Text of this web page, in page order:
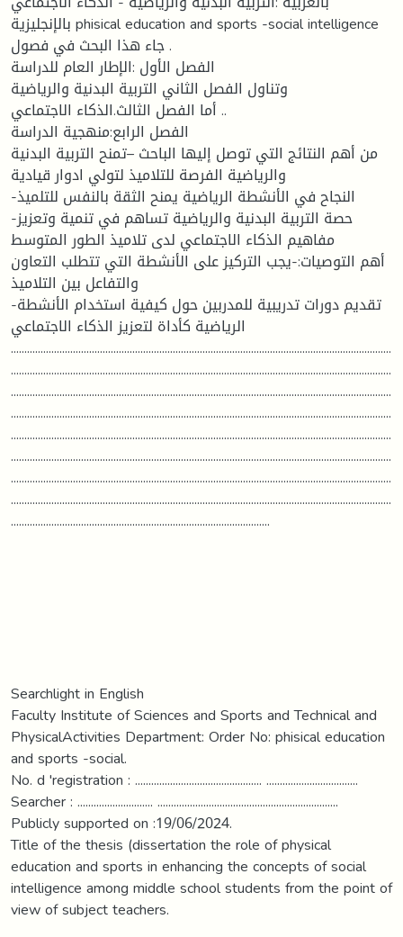
بالإنجليزية phisical education and sports -social intelligence
جاء هذا البحث في فصول .
الفصل الأول :الإطار العام للدراسة
وتناول الفصل الثاني التربية البدنية والرياضية
أما الفصل الثالث.الذكاء الاجتماعي ..
الفصل الرابع:منهجية الدراسة
من أهم النتائج التي توصل إليها الباحث –تمنح التربية البدنية
والرياضية الفرصة للتلاميذ لتولي ادوار قيادية
-النجاح في الأنشطة الرياضية يمنح الثقة بالنفس للتلميذ
-حصة التربية البدنية والرياضية تساهم في تنمية وتعزيز
مفاهيم الذكاء الاجتماعي لدى تلاميذ الطور المتوسط
أهم التوصيات:-يجب التركيز على الأنشطة التي تتطلب التعاون
والتفاعل بين التلاميذ
-تقديم دورات تدريبية للمدربين حول كيفية استخدام الأنشطة
الرياضية كأداة لتعزيز الذكاء الاجتماعي
.............................................................................................................................................
.............................................................................................................................................
.............................................................................................................................................
.............................................................................................................................................
.............................................................................................................................................
.............................................................................................................................................
.............................................................................................................................................
.............................................................................................................................................
................................................................................................
Searchlight in English
Faculty Institute of Sciences and Sports and Technical and
PhysicalActivities Department: Order No: phisical education
and sports -social.
No. d 'registration : ............................................... ..................................
Searcher : ............................ ...................................................................
Publicly supported on :19/06/2024.
Title of the thesis (dissertation the role of physical
education and sports in enhancing the concepts of social
intelligence among middle school students from the point of
view of subject teachers.